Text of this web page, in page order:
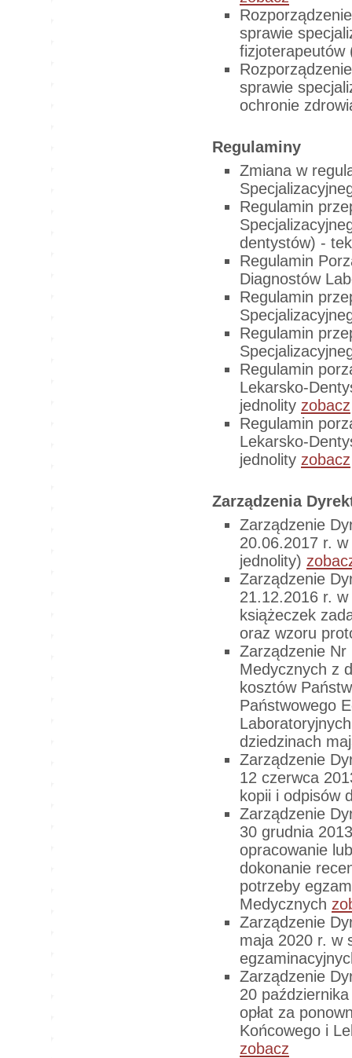
sprawie
sprawie
ochronie
Regulaminy
Zmiana w
Regulamin
dentystów) -
Regulamin
Diagnostów
Regulamin
Regulamin
Regulamin
Lekarsko-
jednolity zobacz
Regulamin
Lekarsko-
jednolity zobacz
Zarządzenia
Zarządzenie
20.06.2017 r.
jednolity)
Zarządzenie
21.12.2016 r.
książeczek
oraz wzoru
Zarządzenie
Medycznych z
kosztów
Państwowego
dziedzinach
Zarządzenie
12 czerwca
kopii i odpisów
Zarządzenie
30 grudnia
opracowanie
dokonanie
potrzeby
Medycznych
Zarządzenie
maja 2020 r. w
Zarządzenie
20
opłat za
Końcowego i
zobacz